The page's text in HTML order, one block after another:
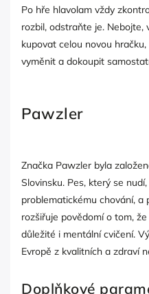
Po hře hlavolam vždy
rozbil, odstraňte je. Nebojte,
kupovat celou novou
vyměnit a dokoupit
Pawzler
Značka Pawzler byla
Slovinsku. Pes, který se
problematickému chování,
rozšiřuje povědomí o tom,
důležité i mentální cvičení.
Evropě z kvalitních a zdraví
Doplňkové